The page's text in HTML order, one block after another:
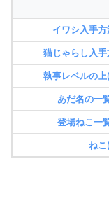
イワシ入手方
猫じゃらし入手
執事レベルの上
あだ名の一
登場ねこ一
ねこ